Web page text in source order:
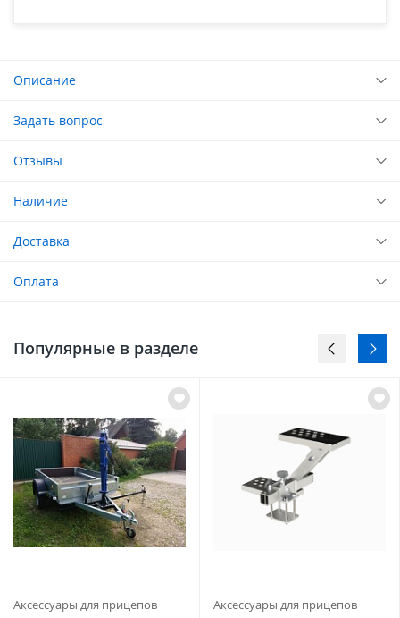
Описание
Задать вопрос
Отзывы
Наличие
Доставка
Оплата
Популярные в разделе
Аксессуары для прицепов
Аксессуары для прицепов